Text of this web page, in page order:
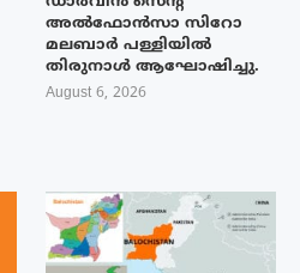
അൽഫോൻസാ സിറോ
മലബാർ പള്ളിയിൽ
തിരുനാൾ ആഘോഷിച്ചു.
August 6, 2026